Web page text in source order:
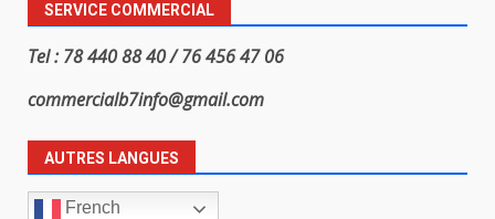
SERVICE COMMERCIAL
Tel : 78 440 88 40 / 76 456 47 06
commercialb7info@gmail.com
AUTRES LANGUES
French